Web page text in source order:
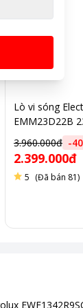
đa dạng nhu
Lò vi sóng
EMM23D22B
3.960.000đ -40
2.399.000đ
5 (Đã bán 81)